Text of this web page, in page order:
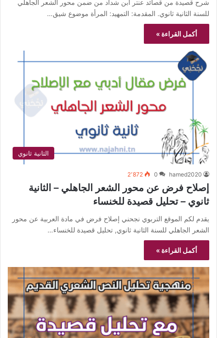
شرح قصيدة من قصائد عنتر ابن شداد من ضمن محور الشعر الجاهلي
للسنة الثانية ثانوي. المقدمة: التمهيد: المرأة موضوع شيق…
أكمل القراءة »
الثانية ثانوي
hamed2020
0 2٬872
إصلاح فرض عن محور الشعر الجاهلي – الثانية
ثانوي – تحليل قصيدة للخنساء
يقدم لكم الموقع التربوي نجحني إصلاح فرض في مادة العربية عن محور
الشعر الجاهلي للسنة الثانية ثانوي, تحليل قصيدة للخنساء…
أكمل القراءة »